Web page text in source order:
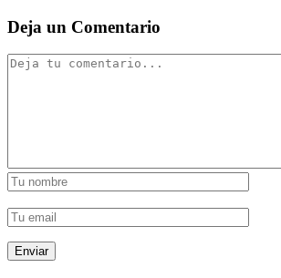
Deja un Comentario